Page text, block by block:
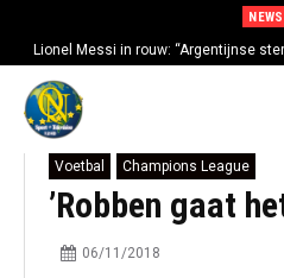
NEWS
Lionel Messi in rouw: “Argentijnse
leeftijd na
Voetbal Champions League
’Robben gaat
06/11/2018